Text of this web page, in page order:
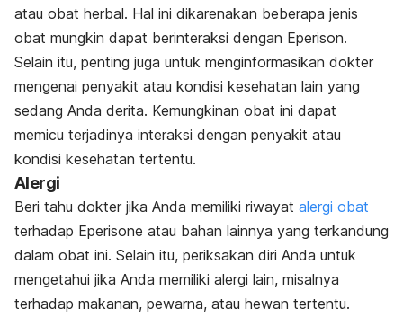
atau obat herbal. Hal ini dikarenakan beberapa jenis
obat mungkin dapat berinteraksi dengan Eperison.
Selain itu, penting juga untuk menginformasikan dokter
mengenai penyakit atau kondisi kesehatan lain yang
sedang Anda derita. Kemungkinan obat ini dapat
memicu terjadinya interaksi dengan penyakit atau
kondisi kesehatan tertentu.
Alergi
Beri tahu dokter jika Anda memiliki riwayat alergi obat
terhadap Eperisone atau bahan lainnya yang terkandung
dalam obat ini. Selain itu, periksakan diri Anda untuk
mengetahui jika Anda memiliki alergi lain, misalnya
terhadap makanan, pewarna, atau hewan tertentu.